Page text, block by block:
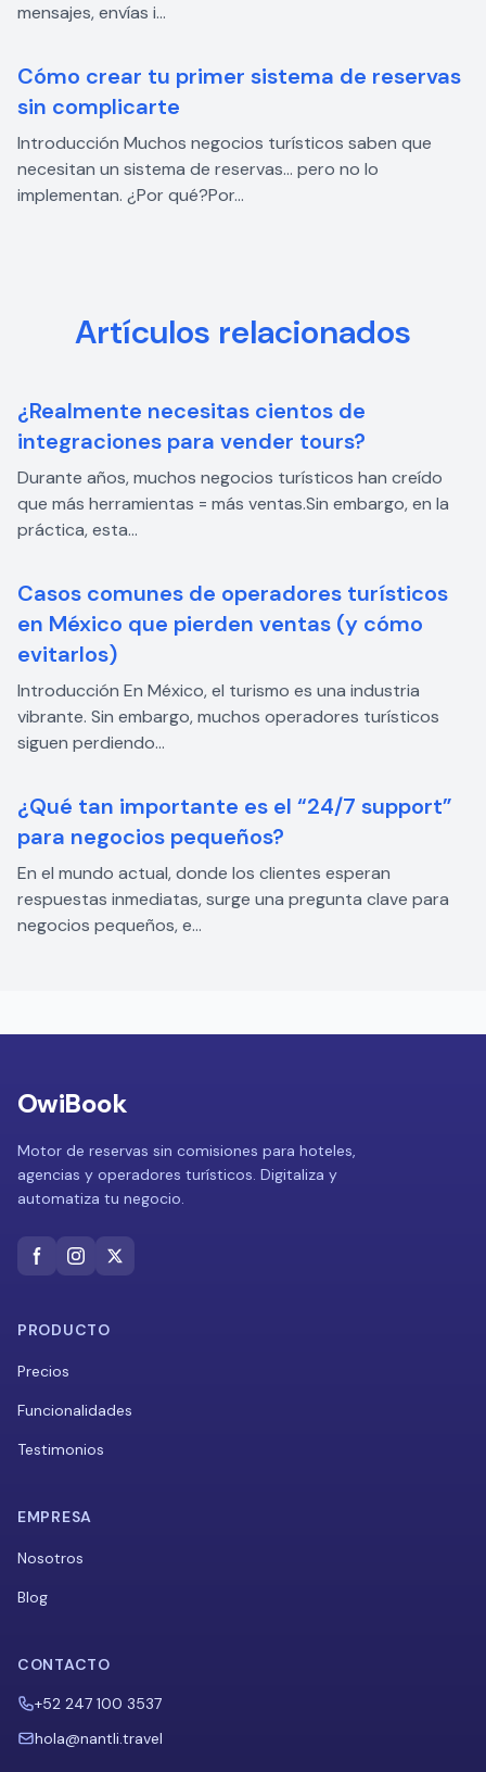
mensajes, envías i...
Cómo crear tu primer sistema de reservas
sin complicarte
Introducción Muchos negocios turísticos saben que
necesitan un sistema de reservas… pero no lo
implementan. ¿Por qué?Por...
Artículos relacionados
¿Realmente necesitas cientos de
integraciones para vender tours?
Durante años, muchos negocios turísticos han creído
que más herramientas = más ventas.Sin embargo, en la
práctica, esta...
Casos comunes de operadores turísticos
en México que pierden ventas (y cómo
evitarlos)
Introducción En México, el turismo es una industria
vibrante. Sin embargo, muchos operadores turísticos
siguen perdiendo...
¿Qué tan importante es el “24/7 support”
para negocios pequeños?
En el mundo actual, donde los clientes esperan
respuestas inmediatas, surge una pregunta clave para
negocios pequeños, e...
OwiBook
Motor de reservas sin comisiones para hoteles,
agencias y operadores turísticos. Digitaliza y
automatiza tu negocio.
PRODUCTO
Precios
Funcionalidades
Testimonios
EMPRESA
Nosotros
Blog
CONTACTO
+52 247 100 3537
hola@nantli.travel